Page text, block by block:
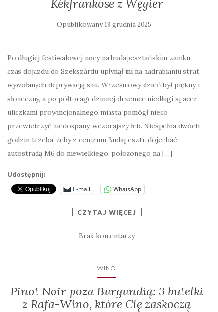
Kékfrankose z Węgier
Opublikowany19 grudnia 2025
Po długiej festiwalowej nocy na budapesztańskim zamku,
czas dojazdu do Szekszárdu upłynął mi na nadrabianiu strat
wywołanych deprywacją snu. Wrześniowy dzień był piękny i
słoneczny, a po półtoragodzinnej drzemce niedługi spacer
uliczkami prowincjonalnego miasta pomógł nieco
przewietrzyć niedospany, wczorajszy łeb. Niespełna dwóch
godzin trzeba, żeby z centrum Budapesztu dojechać
autostradą M6 do niewielkiego, położonego na […]
Udostępnij:
E-mail WhatsApp
CZYTAJ WIĘCEJ
Brak komentarzy
WINO
Pinot Noir poza Burgundią: 3 butelki
z Rafa-Wino, które Cię zaskoczą